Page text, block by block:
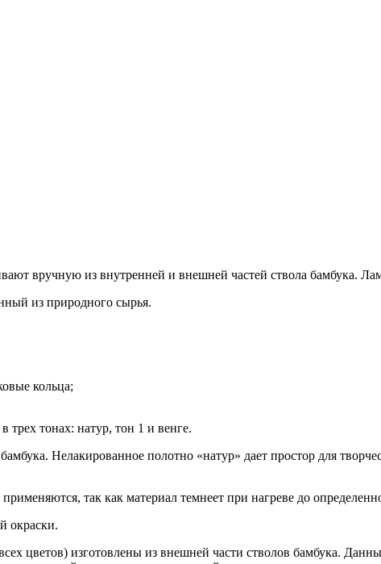
вручную из внутренней и внешней частей ствола бамбука.
из природного сырья.
кольца;
трех тонах: натур, тон 1 и венге.
Нелакированное полотно «натур» дает простор для
так как материал темнеет при нагреве до
окраски.
цветов) изготовлены из внешней части стволов бамбука.